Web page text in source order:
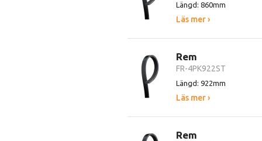
Längd: 860mm
Läs mer ›
Rem
FR-4PK922ST
Längd: 922mm
Läs mer ›
Rem